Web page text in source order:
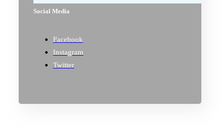
Social Media
Facebook
Instagram
Twitter